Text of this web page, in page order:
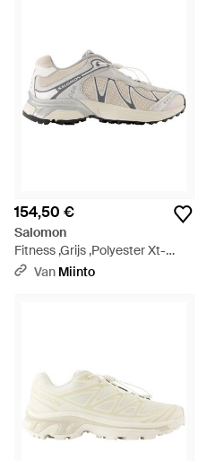
154,50 €
Salomon
Fitness ,Grijs ,Polyester Xt-
Whisper - Grijs
Van Miinto